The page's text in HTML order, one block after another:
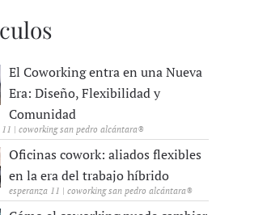
El Coworking entra en una Nueva
Era: Diseño, Flexibilidad y
Comunidad
11 | coworking san pedro alcántara®
Oficinas cowork: aliados flexibles
en la era del trabajo híbrido
esperanza 11 | coworking san pedro alcántara®